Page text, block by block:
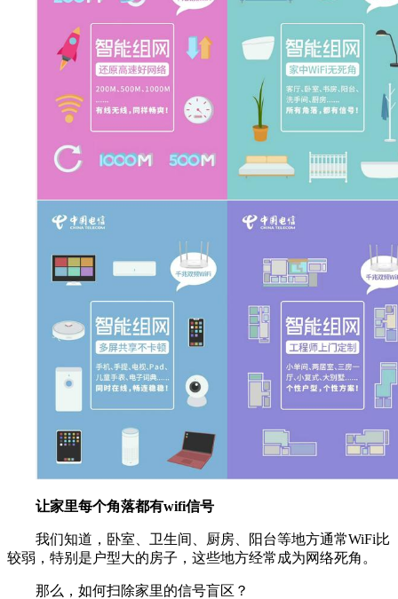
让家里每个角落都有wifi信号
我们知道，卧室、卫生间、厨房、阳台等地方通常WiFi比
较弱，特别是户型大的房子，这些地方经常成为网络死角。
那么，如何扫除家里的信号盲区？